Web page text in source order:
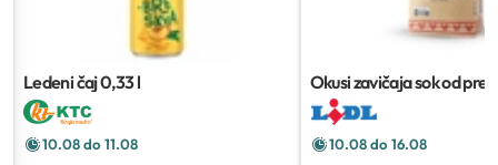
Ledeni čaj0,33 l
10.08 do 11.08
Okusi zavičaja sok od
jabuka XXL
10.08 do 16.08